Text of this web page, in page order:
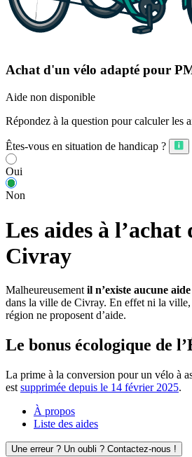
Achat d'un vélo adapté pour
Aide non disponible
Répondez à la question pour calculer les
Êtes-vous en situation de handicap ?
Oui
Non
Les aides à l’achat
Civray
Malheureusement il n’existe aucune
dans la ville de Civray. En effet ni la
région ne proposent d’aide.
Le bonus écologique de
La prime à la conversion pour un vélo à
est supprimée depuis le 14 février 2025.
À propos
Liste des aides
Une erreur ? Un oubli ? Contactez-nous !